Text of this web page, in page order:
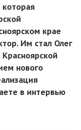
крае
Им стал Олег
нового
в интервью